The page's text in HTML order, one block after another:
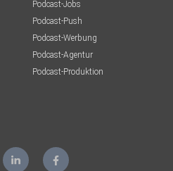
Podcast-Jobs
Podcast-Push
Podcast-Werbung
Podcast-Agentur
Podcast-Produktion